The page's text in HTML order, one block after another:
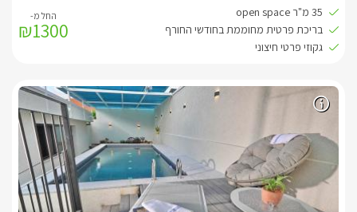
קיר גב המיטה מעוצב בחיפוי קיר בצבע אפור, ולצידי המיטה ארוניות צד
לבנות תואמות.
אל מול המיטה תלויה על הקיר טלויזיה חדישה המחוברת לאינטרנט
עם זוג כורסאות יחיד בצבע אפור בהיר נוחות במיוחד.
בחלל המרכזי בנוסף מטבחון מאובזר בצבע לבן, ובו מיני בר, מכונת
אספרסו, מיקרוגל, וערכה להכנת קפה ותה. בסמוך לה ניצב שולחן אוכל
לזוג.
חדר הרחצה מופרד באמצעות זכוכית כהה, בצידו האחד ניצב מקלחון
זוגי מרווח עם פרזול כסוף שני ראשי גשם, כיור מרווח ושירותים.
חדר הרחצה ניתן להסתרה באמצעות וילון לבן אטום לפרטיות מלאה.
35 מ"ר open space
בריכת פרטית מחוממת בחודשי החורף
גקוזי פרטי חיצוני
₪1300